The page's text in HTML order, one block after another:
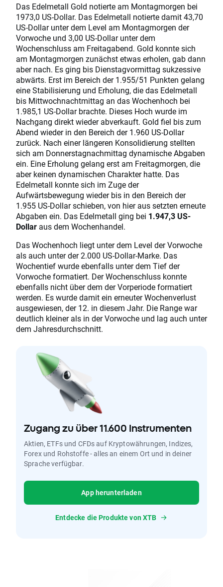
Das Edelmetall Gold notierte am Montagmorgen bei
1973,0 US-Dollar. Das Edelmetall notierte damit 43,70
US-Dollar unter dem Level am Montagmorgen der
Vorwoche und 3,00 US-Dollar unter dem
Wochenschluss am Freitagabend. Gold konnte sich
am Montagmorgen zunächst etwas erholen, gab dann
aber nach. Es ging bis Dienstagvormittag sukzessive
abwärts. Erst im Bereich der 1.955/51 Punkten gelang
eine Stabilisierung und Erholung, die das Edelmetall
bis Mittwochnachtmittag an das Wochenhoch bei
1.985,1 US-Dollar brachte. Dieses Hoch wurde im
Nachgang direkt wieder abverkauft. Gold fiel bis zum
Abend wieder in den Bereich der 1.960 US-Dollar
zurück. Nach einer längeren Konsolidierung stellten
sich am Donnerstagnachmittag dynamische Abgaben
ein. Eine Erholung gelang erst am Freitagmorgen, die
aber keinen dynamischen Charakter hatte. Das
Edelmetall konnte sich im Zuge der
Aufwärtsbewegung wieder bis in den Bereich der
1.955 US-Dollar schieben, von hier aus setzten erneute
Abgaben ein. Das Edelmetall ging bei 1.947,3 US-
Dollar aus dem Wochenhandel.
Das Wochenhoch liegt unter dem Level der Vorwoche
als auch unter der 2.000 US-Dollar-Marke. Das
Wochentief wurde ebenfalls unter dem Tief der
Vorwoche formatiert. Der Wochenschluss konnte
ebenfalls nicht über dem der Vorperiode formatiert
werden. Es wurde damit ein erneuter Wochenverlust
ausgewiesen, der 12. in diesem Jahr. Die Range war
deutlich kleiner als in der Vorwoche und lag auch unter
dem Jahresdurchschnitt.
Zugang zu über 11.600 Instrumenten
Aktien, ETFs und CFDs auf Kryptowährungen, Indizes,
Forex und Rohstoffe - alles an einem Ort und in deiner
Sprache verfügbar.
App herunterladen
Entdecke die Produkte von XTB